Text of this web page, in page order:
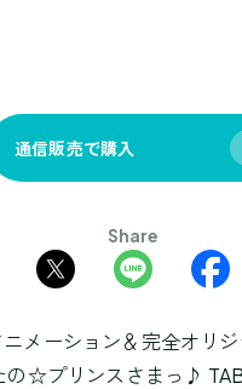
通信販売で購入
Share
メーション＆完全オリ
の☆プリンスさまっ♪